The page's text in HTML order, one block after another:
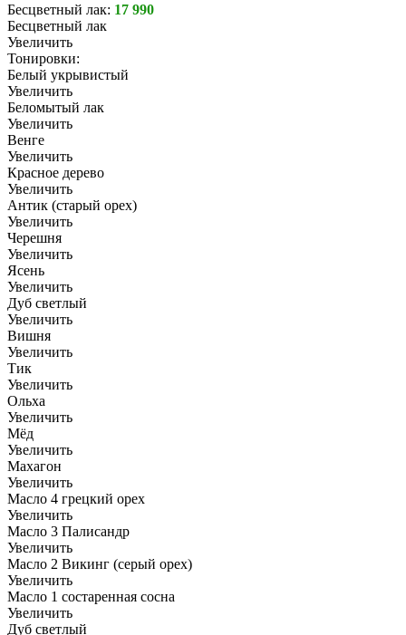
Бесцветный лак: 17 990
Бесцветный лак
Увеличить
Тонировки:
Белый укрывистый
Увеличить
Беломытый лак
Увеличить
Венге
Увеличить
Красное дерево
Увеличить
Антик (старый орех)
Увеличить
Черешня
Увеличить
Ясень
Увеличить
Дуб светлый
Увеличить
Вишня
Увеличить
Тик
Увеличить
Ольха
Увеличить
Мёд
Увеличить
Махагон
Увеличить
Масло 4 грецкий орех
Увеличить
Масло 3 Палисандр
Увеличить
Масло 2 Викинг (серый орех)
Увеличить
Масло 1 состаренная сосна
Увеличить
Дуб светлый